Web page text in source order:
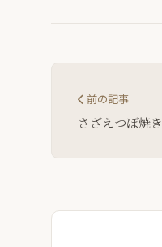
前の記事
さざえつぼ焼き